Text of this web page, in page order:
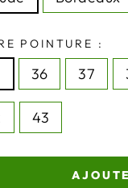
POINTURE :
36 37
43